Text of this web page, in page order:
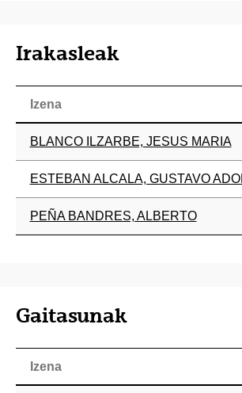
Irakasleak
Izena
BLANCO ILZARBE, JESUS MARIA
ESTEBAN ALCALA, GUSTAVO
PEÑA BANDRES, ALBERTO
Gaitasunak
Izena